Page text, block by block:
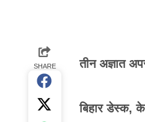
SHARE तीन अज्ञात
बिहार डेस्क,